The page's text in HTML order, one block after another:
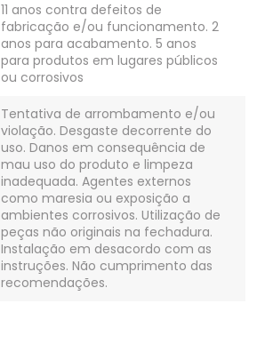
11 anos contra defeitos de
fabricação e/ou funcionamento. 2
anos para acabamento. 5 anos
para produtos em lugares públicos
ou corrosivos
Tentativa de arrombamento e/ou
violação. Desgaste decorrente do
uso. Danos em consequência de
mau uso do produto e limpeza
inadequada. Agentes externos
como maresia ou exposição a
ambientes corrosivos. Utilização de
peças não originais na fechadura.
Instalação em desacordo com as
instruções. Não cumprimento das
recomendações.